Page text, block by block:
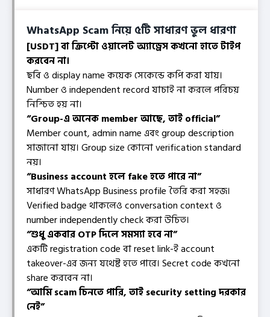
WhatsApp Scam নিয়ে ৫টি সাধারণ ভুল ধারণা
[USDT] বা ক্রিপ্টো ওয়ালেট অ্যাড্রেস কখনো হাতে টাইপ
করবেন না।
ছবি ও display name কয়েক সেকেন্ডে কপি করা যায়।
Number ও independent record যাচাই না করলে পরিচয়
নিশ্চিত হয় না।
“Group-এ অনেক member আছে, তাই official”
Member count, admin name এবং group description
সাজানো যায়। Group size কোনো verification standard
নয়।
“Business account হলে fake হতে পারে না”
সাধারণ WhatsApp Business profile তৈরি করা সহজ।
Verified badge থাকলেও conversation context ও
number independently check করা উচিত।
“শুধু একবার OTP দিলে সমস্যা হবে না”
একটি registration code বা reset link-ই account
takeover-এর জন্য যথেষ্ট হতে পারে। Secret code কখনো
share করবেন না।
“আমি scam চিনতে পারি, তাই security setting দরকার
নেই”